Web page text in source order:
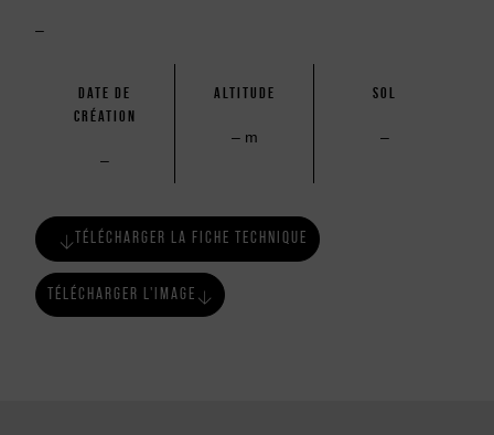
–
DATE DE
CRÉATION
–
ALTITUDE
– m
SOL
–
TÉLÉCHARGER LA FICHE TECHNIQUE
TÉLÉCHARGER L'IMAGE